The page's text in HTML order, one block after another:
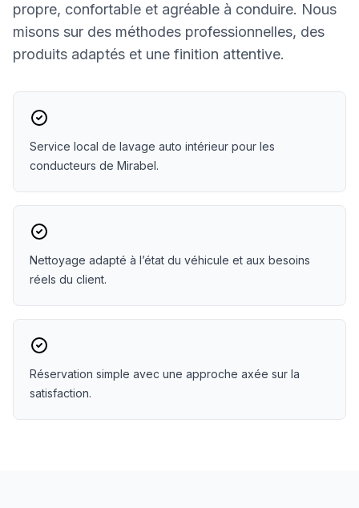
propre, confortable et agréable à conduire. Nous
misons sur des méthodes professionnelles, des
produits adaptés et une finition attentive.
Service local de lavage auto intérieur pour les
conducteurs de Mirabel.
Nettoyage adapté à l’état du véhicule et aux besoins
réels du client.
Réservation simple avec une approche axée sur la
satisfaction.